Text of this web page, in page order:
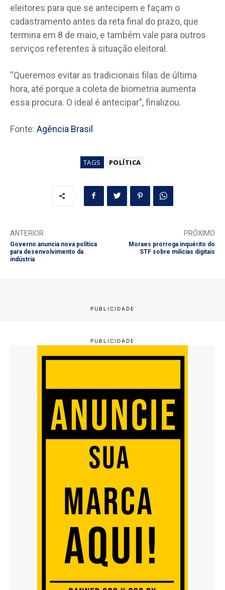
eleitores para que se antecipem e façam o
cadastramento antes da reta final do prazo, que
termina em 8 de maio, e também vale para outros
serviços referentes à situação eleitoral.
“Queremos evitar as tradicionais filas de última
hora, até porque a coleta de biometria aumenta
essa procura. O ideal é antecipar”, finalizou.
Fonte: Agência Brasil
TAGS POLÍTICA
ANTERIOR
Governo anuncia nova política
para desenvolvimento da
indústria
PRÓXIMO
Moraes prorroga inquérito do
STF sobre milícias digitais